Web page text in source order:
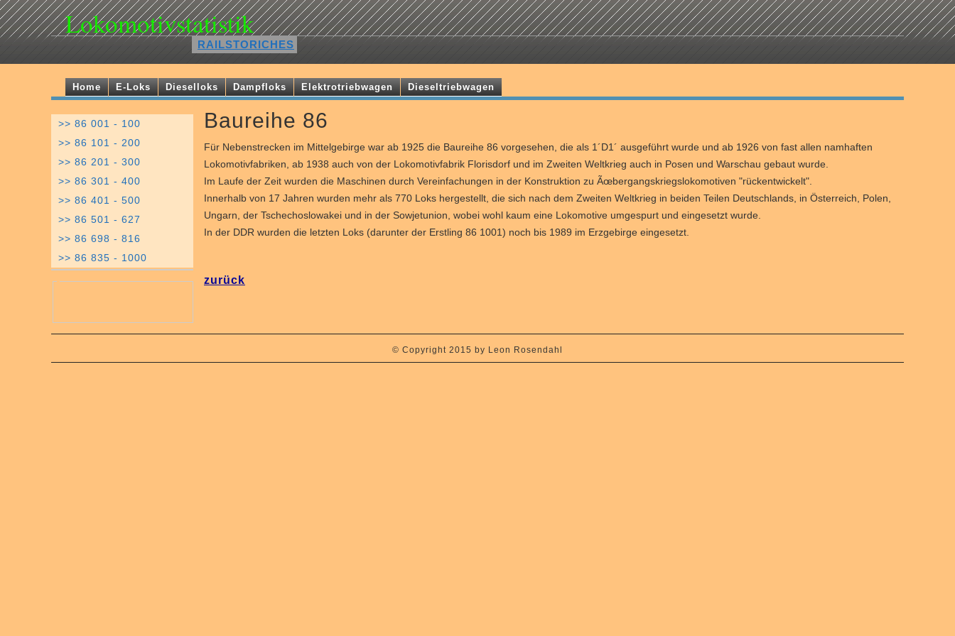
Lokomotivstatistik
RAILSTORICHES
Home E-Loks Dieselloks Dampfloks Elektrotriebwagen Dieseltriebwagen
Baureihe 86
Für Nebenstrecken im Mittelgebirge war ab 1925 die Baureihe 86 vorgesehen, die als 1´D1´ ausgeführt wurde und ab 1926 von fast allen namhaften
Lokomotivfabriken, ab 1938 auch von der Lokomotivfabrik Florisdorf und im Zweiten Weltkrieg auch in Posen und Warschau gebaut wurde.
Im Laufe der Zeit wurden die Maschinen durch Vereinfachungen in der Konstruktion zu Ãœbergangskriegslokomotiven "rückentwickelt".
Innerhalb von 17 Jahren wurden mehr als 770 Loks hergestellt, die sich nach dem Zweiten Weltkrieg in beiden Teilen Deutschlands, in Österreich, Polen,
Ungarn, der Tschechoslowakei und in der Sowjetunion, wobei wohl kaum eine Lokomotive umgespurt und eingesetzt wurde.
In der DDR wurden die letzten Loks (darunter der Erstling 86 1001) noch bis 1989 im Erzgebirge eingesetzt.
zurück
>> 86 001 - 100
>> 86 101 - 200
>> 86 201 - 300
>> 86 301 - 400
>> 86 401 - 500
>> 86 501 - 627
>> 86 698 - 816
>> 86 835 - 1000
© Copyright 2015 by Leon Rosendahl